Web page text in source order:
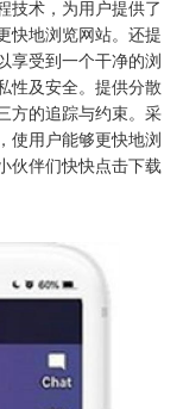
技术，为用户提供了
快地浏览网站。还提
享受到一个干净的浏
性及安全。提供分散
方的追踪与约束。采
使用户能够更快地浏
伙伴们快快点击下载